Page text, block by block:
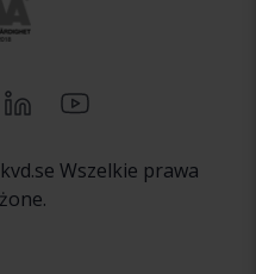
Wszelkie prawa